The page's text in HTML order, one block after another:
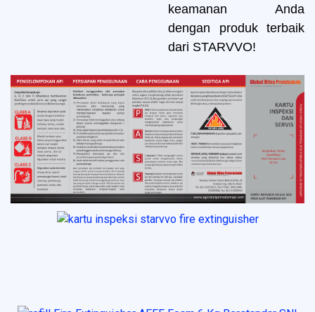
keamanan Anda
dengan produk terbaik
dari STARVVO!